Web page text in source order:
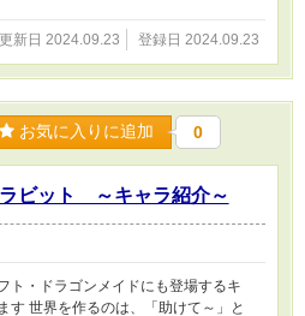
新日 2024.09.23 登録日 2024.09.23
お気に入りに追加 0
ビット ～キャラ紹介～
ト・ドラゴンメイドにも登場するキ
す 世界を作るのは、「助けて～」と